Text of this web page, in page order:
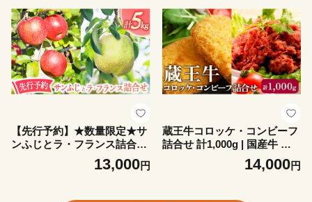
贅沢 季節限定 5kg 食感 その
まま 冷やして 季節の果物 蔵
王の麓 朝食 おやつ 栄養 ビタ
ミン タルト コンポート 贈り
物 壽丸果樹園 ふるさと納税
お取り寄せ 宮城県 白石市 白
石【1510201】
シュ フルーツ デザート ビタ
ミン 食物繊維 おやつ 子供 国
産フルーツ 旬の果物 コンポ
ート 焼きりんご 壽丸果樹園
ふるさと納税 お取り寄せ 宮
城県 白石市 白石【1510301】
【先行予約】★数量限定★サ
ンふじとラ・フランス詰合せ
計5kg | 林檎 西洋梨 フルーツ
果物 詰め合わせ りんごと梨
13,000円
蔵王牛コロッケ・コンビーフ
詰合せ 計1,000g | 国産牛 蔵
王牛 コロッケ 400g(80g×5個
入)×2袋 コンビーフ100g×2袋
14,000円